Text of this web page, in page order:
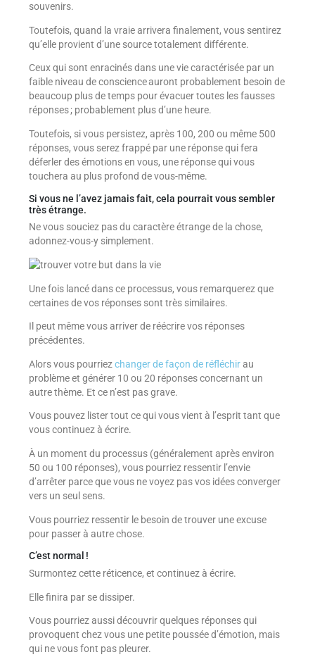
souvenirs.
Toutefois, quand la vraie arrivera finalement, vous sentirez
qu’elle provient d’une source totalement différente.
Ceux qui sont enracinés dans une vie caractérisée par un
faible niveau de conscience auront probablement besoin de
beaucoup plus de temps pour évacuer toutes les fausses
réponses ; probablement plus d’une heure.
Toutefois, si vous persistez, après 100, 200 ou même 500
réponses, vous serez frappé par une réponse qui fera
déferler des émotions en vous, une réponse qui vous
touchera au plus profond de vous-même.
Si vous ne l’avez jamais fait, cela pourrait vous sembler
très étrange.
Ne vous souciez pas du caractère étrange de la chose,
adonnez-vous-y simplement.
Une fois lancé dans ce processus, vous remarquerez que
certaines de vos réponses sont très similaires.
Il peut même vous arriver de réécrire vos réponses
précédentes.
Alors vous pourriezchanger de façon de réfléchirau
problème et générer 10 ou 20 réponses concernant un
autre thème. Et ce n’est pas grave.
Vous pouvez lister tout ce qui vous vient à l’esprit tant que
vous continuez à écrire.
À un moment du processus (généralement après environ
50 ou 100 réponses), vous pourriez ressentir l’envie
d’arrêter parce que vous ne voyez pas vos idées converger
vers un seul sens.
Vous pourriez ressentir le besoin de trouver une excuse
pour passer à autre chose.
C’est normal !
Surmontez cette réticence, et continuez à écrire.
Elle finira par se dissiper.
Vous pourriez aussi découvrir quelques réponses qui
provoquent chez vous une petite poussée d’émotion, mais
qui ne vous font pas pleurer.